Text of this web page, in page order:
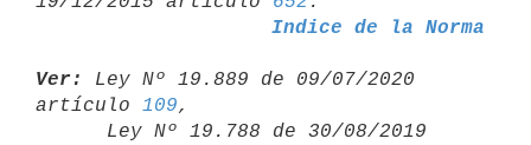
Indice de la Norma
Ver:
Ley Nº 19.889 de 09/07/2020
artículo 109,